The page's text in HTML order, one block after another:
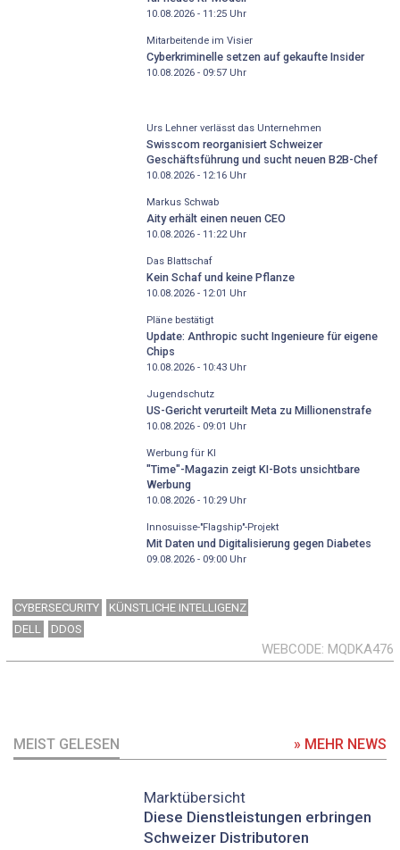
10.08.2026 - 11:25Uhr
Mitarbeitende im Visier
Cyberkriminelle setzen auf gekaufte Insider
10.08.2026 - 09:57Uhr
Urs Lehner verlässt das Unternehmen
Swisscom reorganisiert Schweizer
Geschäftsführung und sucht neuen B2B-Chef
10.08.2026 - 12:16Uhr
Markus Schwab
Aity erhält einen neuen CEO
10.08.2026 - 11:22Uhr
Das Blattschaf
Kein Schaf und keine Pflanze
10.08.2026 - 12:01 Uhr
Pläne bestätigt
Update: Anthropic sucht Ingenieure für eigene
Chips
10.08.2026 - 10:43Uhr
Jugendschutz
US-Gericht verurteilt Meta zu Millionenstrafe
10.08.2026 - 09:01 Uhr
Werbung für KI
"Time"-Magazin zeigt KI-Bots unsichtbare
Werbung
10.08.2026 - 10:29Uhr
Innosuisse-"Flagship"-Projekt
Mit Daten und Digitalisierung gegen Diabetes
09.08.2026 - 09:00Uhr
CYBERSECURITY
KÜNSTLICHE INTELLIGENZ
DELL
DDOS
WEBCODE MQDKA476
MEIST GELESEN » MEHR NEWS
Marktübersicht
Diese Dienstleistungen erbringen
Schweizer Distributoren